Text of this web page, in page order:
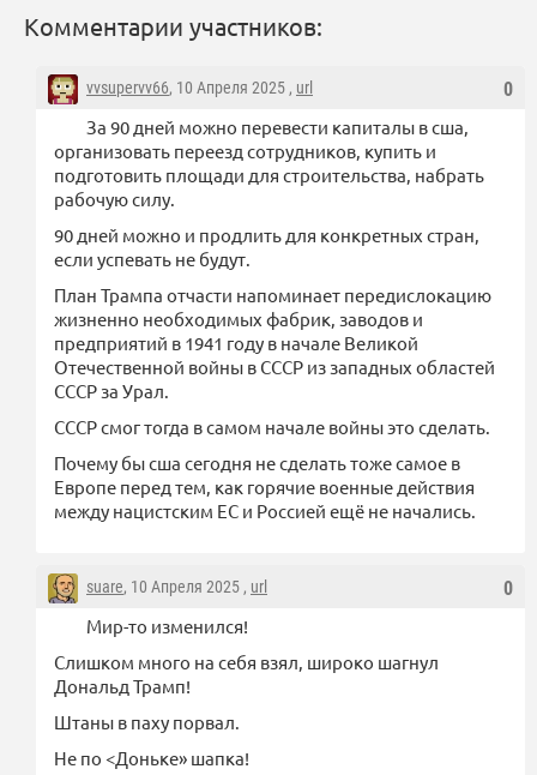
Комментарии участников:
0
vvsupervv66, 10 Апреля 2025 , url
За 90 дней можно перевести капиталы в сша,
организовать переезд сотрудников, купить и
подготовить площади для строительства, набрать
рабочую силу.
90 дней можно и продлить для конкретных стран,
если успевать не будут.
План Трампа отчасти напоминает передислокацию
жизненно необходимых фабрик, заводов и
предприятий в 1941 году в начале Великой
Отечественной войны в СССР из западных областей
СССР за Урал.
СССР смог тогда в самом начале войны это сделать.
Почему бы сша сегодня не сделать тоже самое в
Европе перед тем, как горячие военные действия
между нацистским ЕС и Россией ещё не начались.
0
suare, 10 Апреля 2025 , url
Мир-то изменился!
Слишком много на себя взял, широко шагнул
Дональд Трамп!
Штаны в паху порвал.
Не по <Доньке» шапка!